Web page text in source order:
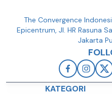
The Convergence
Epicentrum, Jl. HR Rasuna
Jakarta
KATEGORI